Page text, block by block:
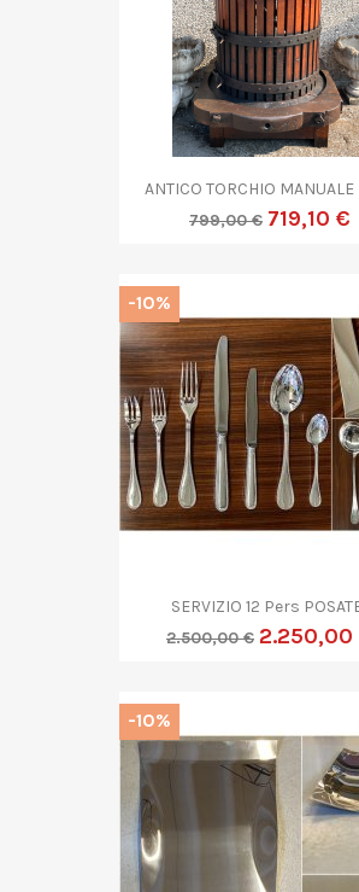
ANTICO TORCHIO MANUALE
799,00 € 719,10 €
SERVIZIO 12 Pers
2.500,00 € 2.250,00
-10%
-10%